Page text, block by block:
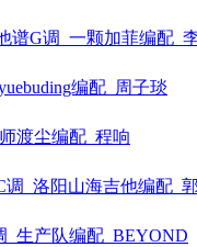
谱G调_一颗加菲编配_
编配_周子琰
渡尘编配_程响
调_洛阳山海吉他编配_
_生产队编配_BEYOND